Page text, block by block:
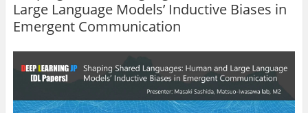
Large Language Models’ Inductive Biases in
Emergent Communication